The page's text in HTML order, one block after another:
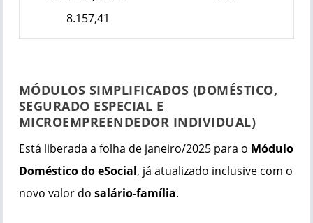
8.157,41
MÓDULOS SIMPLIFICADOS (DOMÉSTICO,
SEGURADO ESPECIAL E
MICROEMPREENDEDOR INDIVIDUAL)
Está liberada a folha de janeiro/2025 para o Módulo
Doméstico do eSocial, já atualizado inclusive com o
novo valor do salário-família.